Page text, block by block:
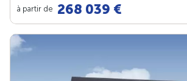
à partir de 268 039 €